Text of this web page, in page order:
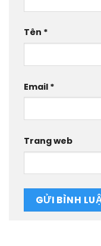
Tên *
Email *
Trang web